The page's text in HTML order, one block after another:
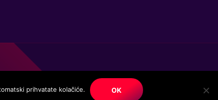
© Copyright. All right reserved.
prihvatate kolačiće. OK